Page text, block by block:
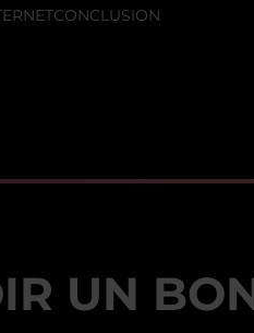
CONCLUSION
UN